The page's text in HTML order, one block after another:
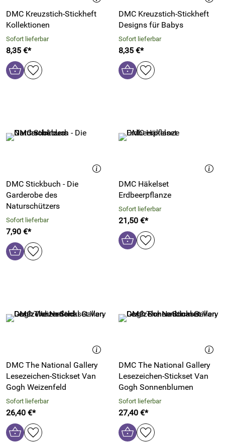
DMC Kreuzstich-Stickheft
Kollektionen
Sofort lieferbar
8,35 €*
DMC Kreuzstich-Stickheft
Designs für Babys
Sofort lieferbar
8,35 €*
DMC Stickbuch - Die
Garderobe des
Naturschützers
Sofort lieferbar
7,90 €*
DMC Häkelset
Erdbeerpflanze
Sofort lieferbar
21,50 €*
DMC The National Gallery
Lesezeichen-Stickset Van
Gogh Weizenfeld
Sofort lieferbar
26,40 €*
DMC The National Gallery
Lesezeichen-Stickset Van
Gogh Sonnenblumen
Sofort lieferbar
27,40 €*